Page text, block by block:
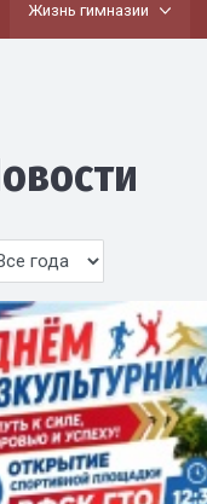
Жизнь гимназии